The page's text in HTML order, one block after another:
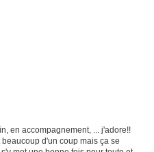
en accompagnement, ... j'adore!!
d'un coup mais ça se